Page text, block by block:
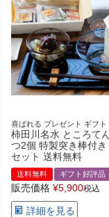
喜ばれる プレゼント ギフト
柿田川名水 ところて
つ2個 特製突き棒付き
セット 送料無料
送料無料 ギフト好評品
販売価格 ¥5,900税込
詳細を見る